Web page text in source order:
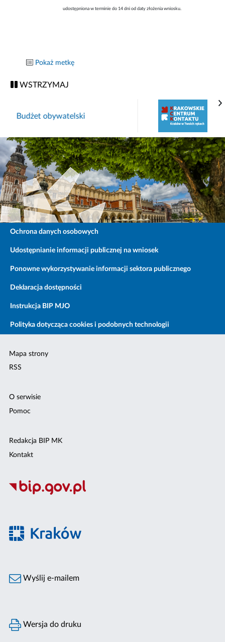
udostępniona w terminie do 14 dni od daty złożenia wniosku.
Pokaż metkę
WSTRZYMAJ
Krakowskie Centrum Kontaktu
Ochrona danych osobowych
Udostępnianie informacji publicznej na wniosek
Ponowne wykorzystywanie informacji sektora publicznego
Deklaracja dostępności
Instrukcja BIP MJO
Polityka dotycząca cookies i podobnych technologii
Mapa strony
RSS
O serwisie
Pomoc
Redakcja BIP MK
Kontakt
Wyślij e-mailem
Wersja do druku